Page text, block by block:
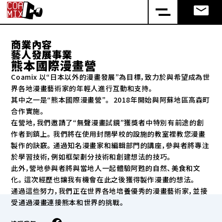
商業內容
藝人發展事業
熊本國際漫畫營
Coamix 以“日本以外的漫畫發展”為目標，致力於與希望成為世
界各地漫畫藝術家的年輕人進行互動和支持。
其中之一是“熊本國際漫畫營”。 2018年開始與阿蘇地區高森町
合作實施。
在營地，我們邀請了“無聲漫畫試鏡”獲獎者中特別有前途的創
作者到鎮上。我們將在使用封閉學校的設施的教室裡教您漫畫
製作的訣竅。通過知名漫畫家和編輯部門的講座，參與者將專注
於學習技術，例如框架劃分技術和創建想法的技巧。
此外，營地參與者將與當地人一起體驗阿甦的自然、美食和文
化。這次經歷也讓我有機會在此之後獲得製作漫畫的想法。
通過這些努力，我們正在世界各地培養優秀的漫畫藝術家，並接
受通過漫畫連接熊本和世界的挑戰。